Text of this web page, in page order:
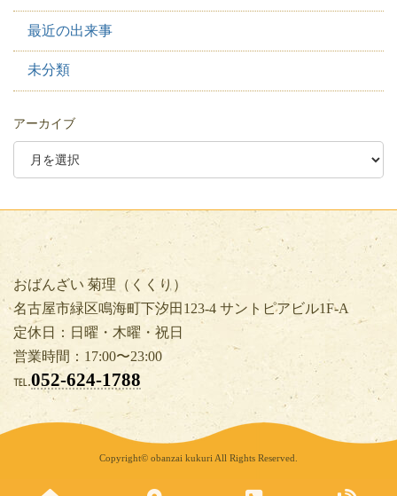
最近の出来事
未分類
アーカイブ
おばんざい 菊理（くくり）
名古屋市緑区鳴海町下汐田123-4 サントピアビル1F-A
定休日：日曜・木曜・祝日
営業時間：17:00〜23:00
℡.052-624-1788
Copyright© obanzai kukuri All Rights Reserved.